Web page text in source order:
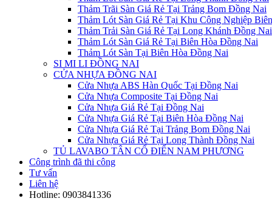
Thảm Trãi Sàn Giá Rẻ Tại Trảng Bom Đồng Nai
Thảm Lót Sàn Giá Rẻ Tại Khu Công Nghiệp
Thảm Trải Sàn Giá Rẻ Tại Long Khánh Đồng Nai
Thảm Lót Sàn Giá Rẻ Tại Biên Hòa Đồng Nai
Thảm Lót Sàn Tại Biên Hòa Đồng Nai
SI MI LI ĐỒNG NAI
CỬA NHỰA ĐỒNG NAI
Cửa Nhựa ABS Hàn Quốc Tại Đồng Nai
Cửa Nhựa Composite Tại Đồng Nai
Cửa Nhựa Giá Rẻ Tại Đồng Nai
Cửa Nhựa Giá Rẻ Tại Biên Hòa Đồng Nai
Cửa Nhựa Giá Rẻ Tại Trảng Bom Đồng Nai
Cửa Nhựa Giá Rẻ Tại Long Thành Đồng Nai
TỦ LAVABO TÂN CỔ ĐIỂN NAM PHƯƠNG
Công trình đã thi công
Tư vấn
Liên hệ
Hotline: 0903841336